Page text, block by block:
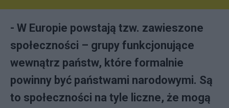
- W Europie powstają tzw. zawieszone
społeczności – grupy funkcjonujące
wewnątrz państw, które formalnie
powinny być państwami narodowymi. Są
to społeczności na tyle liczne, że mogą